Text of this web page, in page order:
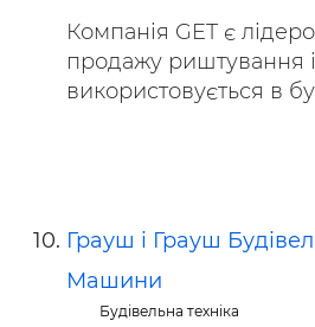
Компанія GET є
продажу риштування
використовується в
Грауш і Грауш
Машини
Будівельна техніка